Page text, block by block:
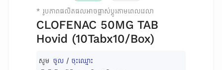
* រូបភាពផលិតផលអាចផ្លាស់ប្តូរតាមពេលវេលា
CLOFENAC 50MG TAB
Hovid (10Tabx10/Box)
សូម ចូល / ចុះឈ្មោះ